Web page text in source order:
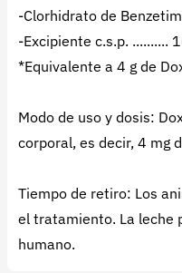
-Clorhidrato de
-Excipiente c.s.p. ..........
*Equivalente a 4 g de
Modo de uso y dosis:
corporal, es decir, 4 mg
Tiempo de retiro: Los
el tratamiento. La leche
humano.